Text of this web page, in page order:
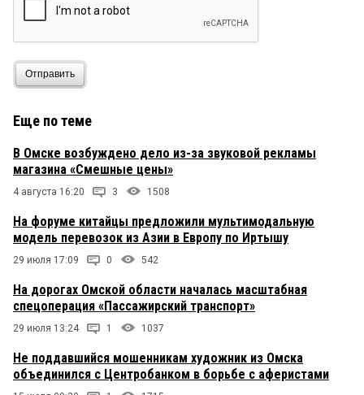
можно ездить. С комфортом, конечно, дела
обстоят не как на LC200, но дастер бюджетник
же все таки, рабочая лошадка так сказать. 5
Отправить
Еще по теме
В Омске возбуждено дело из-за звуковой рекламы
магазина «Смешные цены»
4 августа 16:20 3 1508
На форуме китайцы предложили мультимодальную
модель перевозок из Азии в Европу по Иртышу
29 июля 17:09 0 542
На дорогах Омской области началась масштабная
спецоперация «Пассажирский транспорт»
29 июля 13:24 1 1037
Не поддавшийся мошенникам художник из Омска
объединился с Центробанком в борьбе с аферистами